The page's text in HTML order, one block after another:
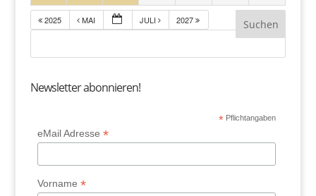
2025 MAI JULI 2027
Newsletter abonnieren!
* Pflichtangaben
eMail Adresse*
Vorname*